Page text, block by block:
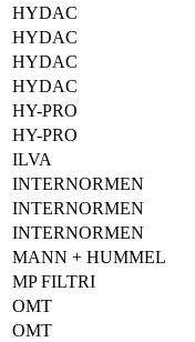
HYDAC
HYDAC
HYDAC
HYDAC
HY-PRO
HY-PRO
ILVA
INTERNORMEN
INTERNORMEN
INTERNORMEN
MANN + HUMMEL
MP FILTRI
OMT
OMT